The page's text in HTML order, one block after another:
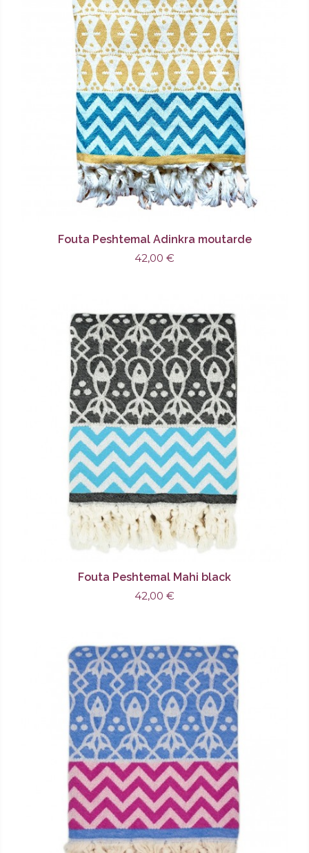
Fouta Peshtemal Adinkra moutarde
42,00 €
Fouta Peshtemal Mahi black
42,00 €